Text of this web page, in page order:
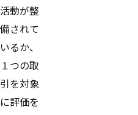
活動が整
備されて
いるか、
１つの取
引を対象
に評価を